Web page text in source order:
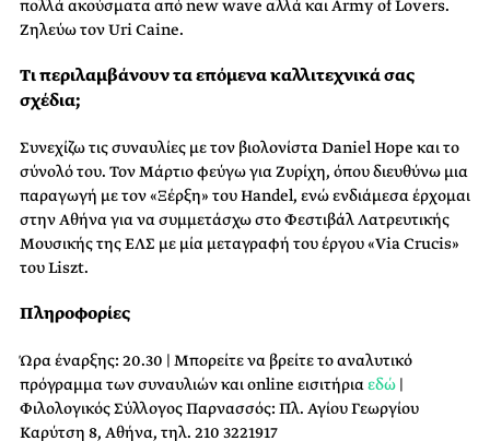
πολλά ακούσματα από new wave αλλά και Army of Lovers.
Ζηλεύω τον Uri Caine.
Τι περιλαμβάνουν τα επόμενα καλλιτεχνικά σας
σχέδια;
Συνεχίζω τις συναυλίες με τον βιολονίστα Daniel Hope και το
σύνολό του. Τον Μάρτιο φεύγω για Ζυρίχη, όπου διευθύνω μια
παραγωγή με τον «Ξέρξη» του Handel, ενώ ενδιάμεσα έρχομαι
στην Αθήνα για να συμμετάσχω στο Φεστιβάλ Λατρευτικής
Μουσικής της ΕΛΣ με μία μεταγραφή του έργου «Via Crucis»
του Liszt.
Πληροφορίες
Ώρα έναρξης: 20.30 | Μπορείτε να βρείτε το αναλυτικό
πρόγραμμα των συναυλιών και online εισιτήριαεδώ |
Φιλολογικός Σύλλογος Παρνασσός: Πλ. Αγίου Γεωργίου
Καρύτση 8, Αθήνα, τηλ. 210 3221917